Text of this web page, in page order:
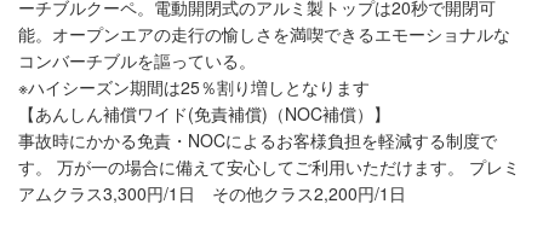
ーチブルクーペ。電動開閉式のアルミ製トップは20秒で開閉可
能。オープンエアの走行の愉しさを満喫できるエモーショナルな
コンバーチブルを謳っている。
※ハイシーズン期間は25％割り増しとなります
【あんしん補償ワイド(免責補償)（NOC補償）】
事故時にかかる免責・NOCによるお客様負担を軽減する制度で
す。 万が一の場合に備えて安心してご利用いただけます。 プレミ
アムクラス3,300円/1日 その他クラス2,200円/1日